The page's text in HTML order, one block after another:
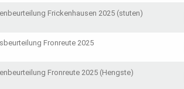
Frickenhausen 2025 (stuten)
Fronreute 2025
Fronreute 2025 (Hengste)